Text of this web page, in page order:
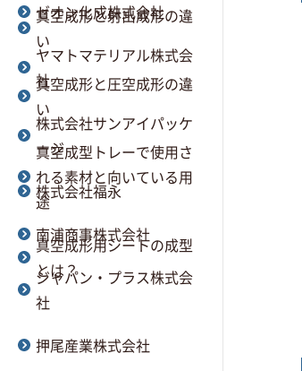
ゼオン化成株式会社
ヤマトマテリアル株式会
社
株式会社サンアイパッケ
ージ
株式会社福永
南浦商事株式会社
ジャパン・プラス株式会
社
押尾産業株式会社
真空成形と射出成形の違
い
真空成形と圧空成形の違
い
真空成型トレーで使用さ
れる素材と向いている用
途
真空成形用シートの成型
とは？